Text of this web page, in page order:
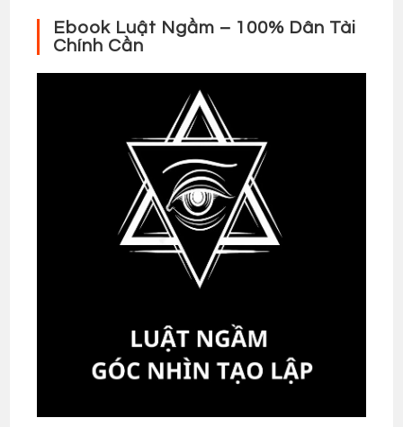
Ebook Luật Ngầm – 100% Dân Tài
Chính Cần